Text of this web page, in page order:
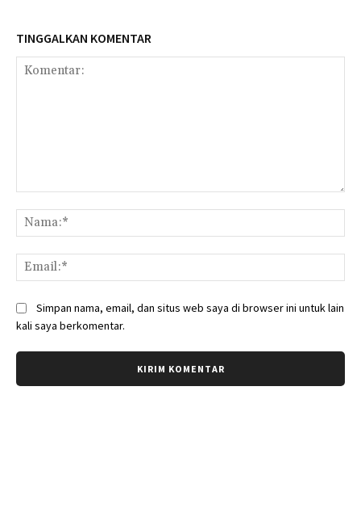
TINGGALKAN KOMENTAR
Simpan nama, email, dan situs web saya di browser ini untuk lain
kali saya berkomentar.